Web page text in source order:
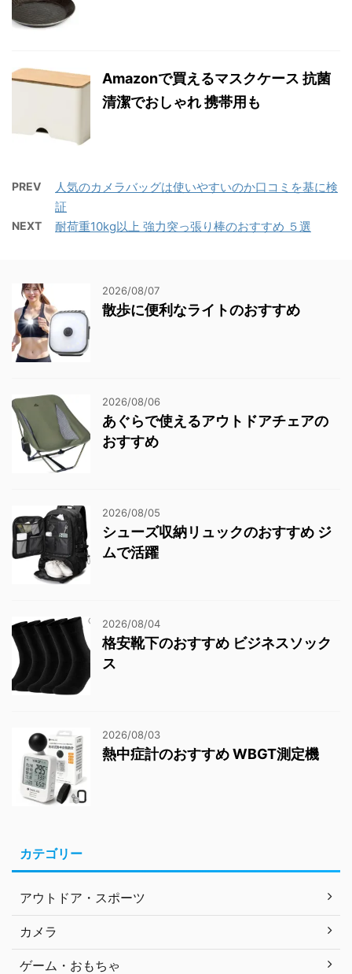
Amazonで買えるマスクケース 抗菌
清潔でおしゃれ 携帯用も
PREV
人気のカメラバッグは使いやすいのか口コミを基に検
証
NEXT 耐荷重10kg以上 強力突っ張り棒のおすすめ ５選
2026/08/07
散歩に便利なライトのおすすめ
2026/08/06
あぐらで使えるアウトドアチェアの
おすすめ
2026/08/05
シューズ収納リュックのおすすめ ジ
ムで活躍
2026/08/04
格安靴下のおすすめ ビジネスソック
ス
2026/08/03
熱中症計のおすすめ WBGT測定機
カテゴリー
アウトドア・スポーツ
カメラ
ゲーム・おもちゃ